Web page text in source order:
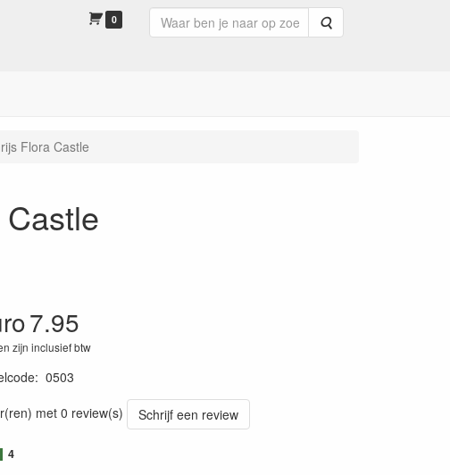
0 Zoeken
Flora Castle
7.95
zijn inclusief btw
: 0503
met 0 review(s)
Schrijf een review
4